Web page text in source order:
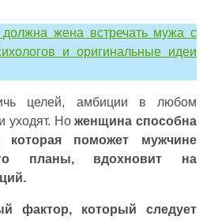
должна жена встречать мужа с
и оригинальные идеи
целей, амбиции в любом
уходят. Ноженщина способна
которая поможет мужчине
планы, вдохновит на
фактор, который следует